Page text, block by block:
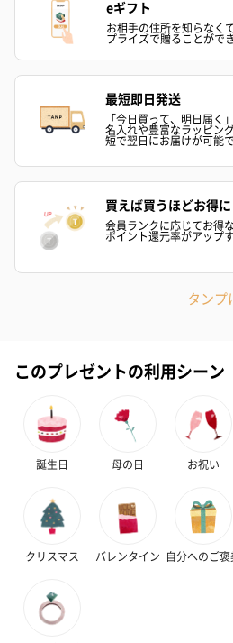
スイーツ
スイーツを同梱してお届けいたしま
円）
スキンケアグッズ
スキンケアグッズを同梱してお届け
eギフト
お相手の住所を知らなく
プライズで贈ることがで
最短即日発送
「今日買って、明日届く」
名入れや豊富なラッピン
短で翌日にお届けが可能
買えば買うほどお得に
会員ランクに応じてお得
ポイント還元率がアップ
タンプ
このプレゼントの利用シーン
誕生日 母の日 お祝い
クリスマス バレンタイン 自分へのご褒